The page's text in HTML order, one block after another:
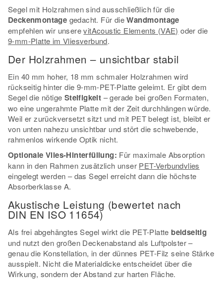
Segel mit Holzrahmen sind ausschließlich für die
Deckenmontage gedacht. Für dieWandmontage
empfehlen wir unserevitAcoustic Elements (VAE) oder die
9-mm-Platte im Vliesverbund.
Der Holzrahmen – unsichtbar stabil
Ein 40 mm hoher, 18 mm schmaler Holzrahmen wird
rückseitig hinter die 9-mm-PET-Platte geleimt. Er gibt dem
Segel die nötige Steifigkeit – gerade bei großen Formaten,
wo eine ungerahmte Platte mit der Zeit durchhängen würde.
Weil er zurückversetzt sitzt und mit PET belegt ist, bleibt er
von unten nahezu unsichtbar und stört die schwebende,
rahmenlos wirkende Optik nicht.
Optionale Vlies-Hinterfüllung: Für maximale Absorption
kann in den Rahmen zusätzlich unser PET-Verbundvlies
eingelegt werden – das Segel erreicht dann die höchste
Absorberklasse A.
Akustische Leistung (bewertet nach
DIN EN ISO 11654)
Als frei abgehängtes Segel wirkt die PET-Platte beidseitig
und nutzt den großen Deckenabstand als Luftpolster –
genau die Konstellation, in der dünnes PET-Filz seine Stärke
ausspielt. Nicht die Materialdicke entscheidet über die
Wirkung, sondern der Abstand zur harten Fläche.